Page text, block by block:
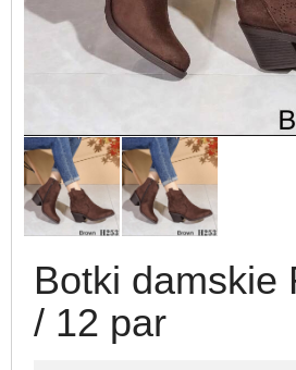
Botki damskie
/ 12 par